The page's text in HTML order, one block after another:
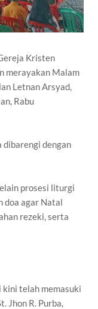
Kristen
merayakan Malam
Letnan Arsyad,
Rabu
dibarengi dengan
prosesi liturgi
doa agar Natal
rezeki, serta
kini telah memasuki
Jhon R. Purba,